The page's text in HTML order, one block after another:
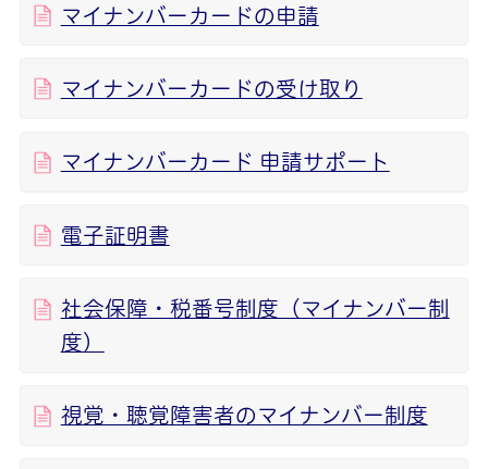
マイナンバーカードの申請
マイナンバーカードの受け取り
マイナンバーカード 申請サポート
電子証明書
社会保障・税番号制度（マイナンバー制
度）
視覚・聴覚障害者のマイナンバー制度